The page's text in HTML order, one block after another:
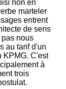
non en
marteler
entrent
de sens
nous
au tarif d'un
KPMG. C'est
à
trois